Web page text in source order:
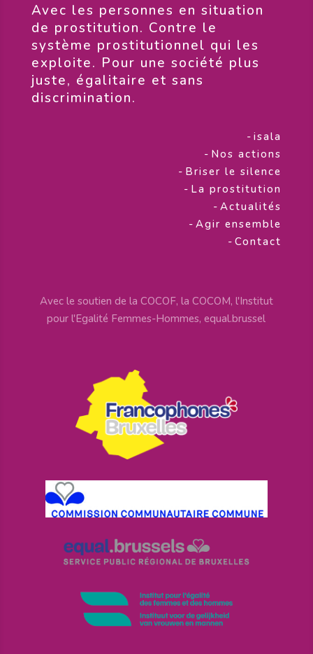
​Avec les personnes en situation
de prostitution. Contre le
système prostitutionnel qui les
exploite. Pour une société plus
juste, égalitaire et sans
discrimination.
-isala
- Nos actions
- Briser le silence
- La prostitution
-Actualités
-Agir ensemble
-Contact
Avec le soutien de la COCOF, la COCOM, l'Institut
pour l'Egalité Femmes-Hommes, equal.brussel